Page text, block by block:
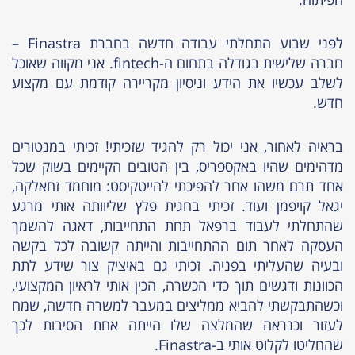
לפני שבוע התחלתי עבודה חדשה בחברת Finastra –
חברה שלישית בגודלה בתחום ה-fintech. אני מקווה שאוכל
לשלב עכשיו את הידע וניסיון מקריירה קודמת עם מקצוע
חדש.
בראיה לאחור, אני יכול רק להגיד שזכיתי! זכיתי במנטורים
מדהימים שהיו באקספריס, בין הטובים הקיימים בשוק שכל
אחד תרם משהו אחר להפיכתי להייטקיסט: מוחמד זחאלקה,
יגאל קויפמן ועוד. זכיתי בחגית פלץ שליוותה אותי מרגע
שהתחלתי לעבוד ברפאל תחת התחייבות, דאגה להשמך
העסקה לאחר תום ההתחייבות והייתה קשובה לכל בקשה
ובעיה שהעליתי בפניה. זכיתי גם באיציק צור שידע לתת
הכוונות ודגשים תוך כדי הכשרה, הכין אותי לראיון המקצועי,
וכשהתבקשתי להביא ממליצים במעבר למשרה חדשה, שמח
לעזור וכנראה שהמלצה שלו הייתה אחת הסיבות לכך
שהחליטו לקלוט אותי ב-Finastra.